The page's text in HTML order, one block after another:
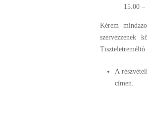
15.00 –
Kérem
szervezzenek
A
címen.